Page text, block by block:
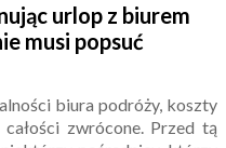
urlop z biurem
musi popsuć
biura podróży, koszty
zwrócone. Przed tą